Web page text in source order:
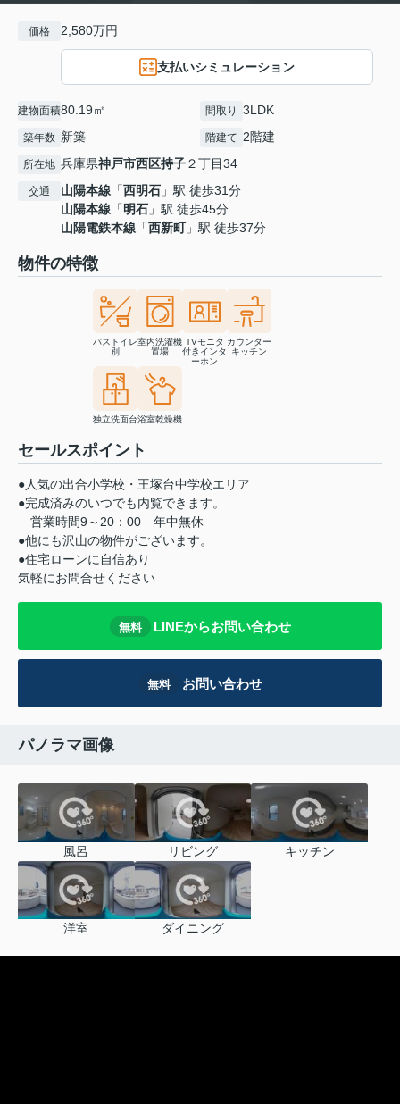
価格 2,580万円
支払いシミュレーション
建物面積80.19㎡ 間取り 3LDK
築年数 新築 階建て 2階建
所在地 兵庫県神戸市西区持子２丁目34
交通 山陽本線 「西明石 」駅 徒歩31分
山陽本線 「明石 」駅 徒歩45分
山陽電鉄本線 「西新町」駅 徒歩37分
物件の特徴
バストイレ
別
室内洗濯機
置場
TVモニタ
付きインタ
ーホン
カウンター
キッチン
独立洗面台浴室乾燥機
セールスポイント
●人気の出合小学校・王塚台中学校エリア
●完成済みのいつでも内覧できます。
営業時間9～20：00 年中無休
●他にも沢山の物件がございます。
●住宅ローンに自信あり
気軽にお問合せください
無料 LINEからお問い合わせ
無料 お問い合わせ
パノラマ画像
風呂 リビング キッチン
洋室 ダイニング